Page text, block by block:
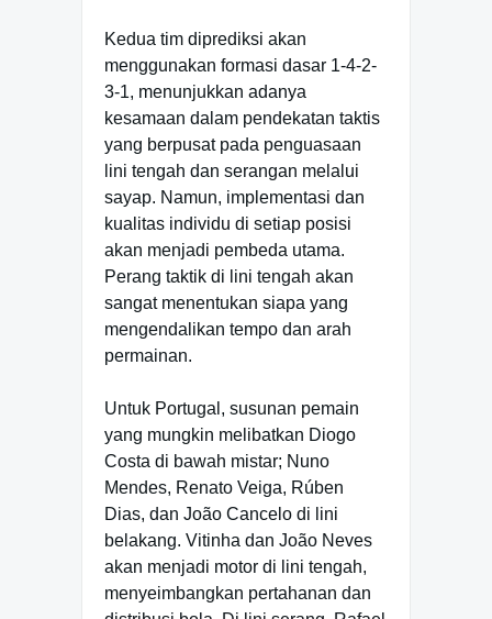
Kedua tim diprediksi akan
menggunakan formasi dasar 1-4-2-
3-1, menunjukkan adanya
kesamaan dalam pendekatan taktis
yang berpusat pada penguasaan
lini tengah dan serangan melalui
sayap. Namun, implementasi dan
kualitas individu di setiap posisi
akan menjadi pembeda utama.
Perang taktik di lini tengah akan
sangat menentukan siapa yang
mengendalikan tempo dan arah
permainan.
Untuk Portugal, susunan pemain
yang mungkin melibatkan Diogo
Costa di bawah mistar; Nuno
Mendes, Renato Veiga, Rúben
Dias, dan João Cancelo di lini
belakang. Vitinha dan João Neves
akan menjadi motor di lini tengah,
menyeimbangkan pertahanan dan